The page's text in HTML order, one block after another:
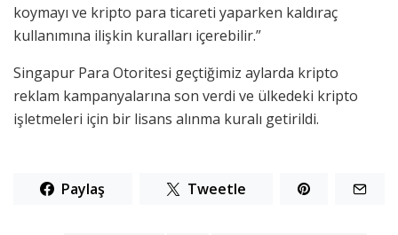
koymayı ve kripto para ticareti yaparken kaldıraç
kullanımına ilişkin kuralları içerebilir.”
Singapur Para Otoritesi geçtiğimiz aylarda kripto
reklam kampanyalarına son verdi ve ülkedeki kripto
işletmeleri için bir lisans alınma kuralı getirildi.
Paylaş Tweetle